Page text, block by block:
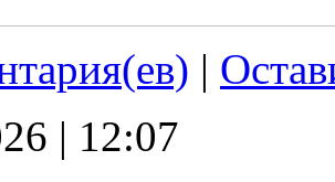
|
| 12:07